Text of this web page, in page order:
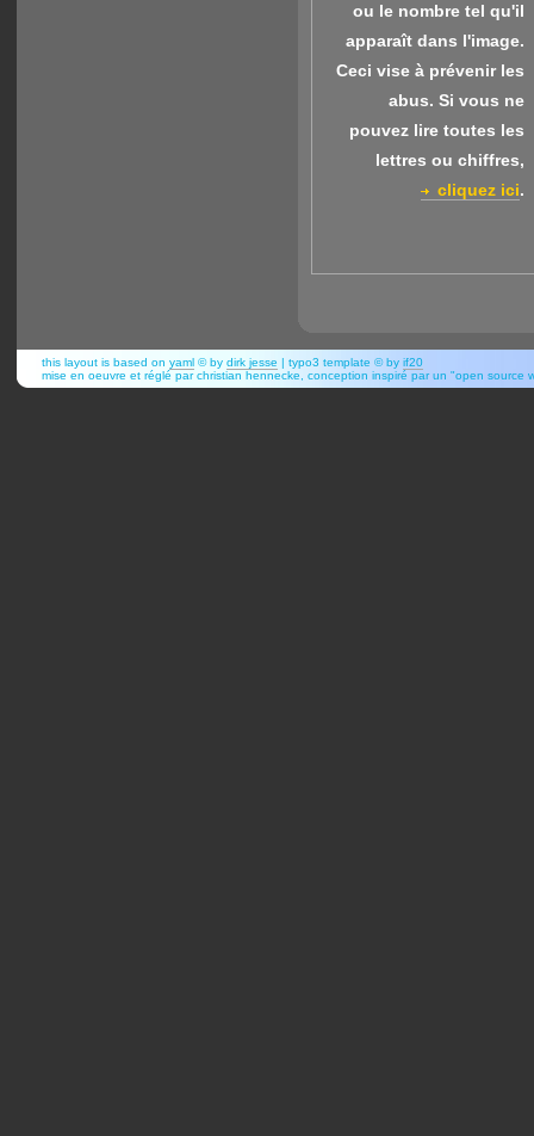
ou le nombre tel qu'il
apparaît dans l'image.
Ceci vise à prévenir les
abus. Si vous ne
pouvez lire toutes les
lettres ou chiffres,
cliquez ici.
this layout is based on yaml© by dirk jesse | typo3 template © by if20
mise en oeuvre et réglé par christian hennecke, conception inspiré par un "open source